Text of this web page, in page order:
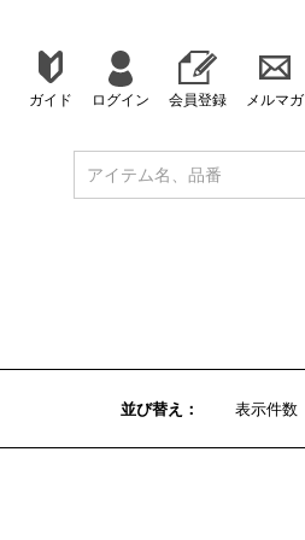
ガイド ログイン 会員登録 メルマガ
並び替え 表示件数